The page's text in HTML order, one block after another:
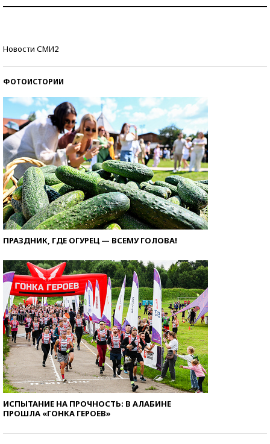
Новости СМИ2
ФОТОИСТОРИИ
ПРАЗДНИК, ГДЕ ОГУРЕЦ — ВСЕМУ ГОЛОВА!
ИСПЫТАНИЕ НА ПРОЧНОСТЬ: В АЛАБИНЕ
ПРОШЛА «ГОНКА ГЕРОЕВ»